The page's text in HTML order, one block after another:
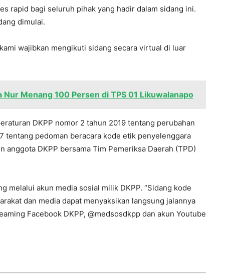
rapid bagi seluruh pihak yang hadir dalam sidang ini.
dimulai.
wajibkan mengikuti sidang secara virtual di luar
Menang 100 Persen di TPS 01 Likuwalanapo
DKPP nomor 2 tahun 2019 tentang perubahan
tentang pedoman beracara kode etik penyelenggara
anggota DKPP bersama Tim Pemeriksa Daerah (TPD)
melalui akun media sosial milik DKPP. “Sidang kode
dan media dapat menyaksikan langsung jalannya
Facebook DKPP, @medsosdkpp dan akun Youtube